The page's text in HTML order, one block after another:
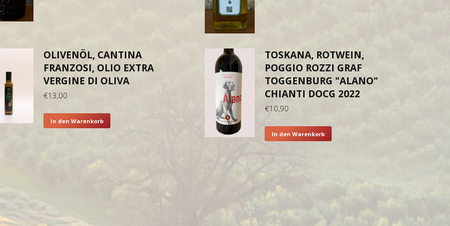
OLIVENÖL, CANTINA
FRANZOSI, OLIO EXTRA
VERGINE DI OLIVA
€13,00
In den Warenkorb
TOSKANA, ROTWEIN,
POGGIO ROZZI GRAF
TOGGENBURG "ALANO"
CHIANTI DOCG 2022
€10,90
In den Warenkorb